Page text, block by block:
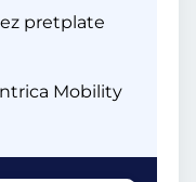
pretplate
Mobility